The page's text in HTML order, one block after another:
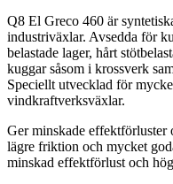
Q8 El Greco 460 är
industriväxlar. Avsedda för
belastade lager, hårt
kuggar såsom i krossverk
Speciellt utvecklad för
vindkraftverksväxlar.
Ger minskade effektförluster
lägre friktion och mycket
minskad effektförlust och